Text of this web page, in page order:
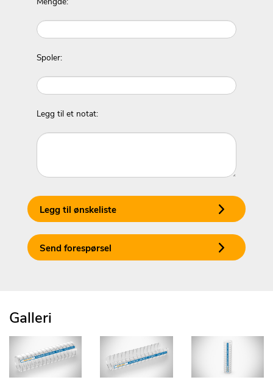
Spoler:
Legg til et notat:
Legg til ønskeliste
Send forespørsel
Galleri